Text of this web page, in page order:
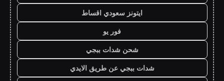
ايتونز سعودي اقساط
فور يو
شحن شدات ببجي
شدات ببجي عن طريق الايدي